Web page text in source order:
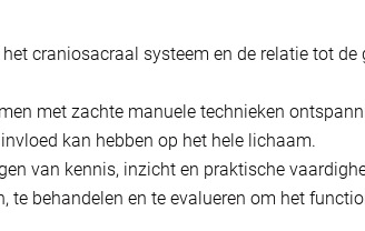
craniosacraal systeem en de relatie tot
met zachte manuele technieken
kan hebben op het hele lichaam.
van kennis, inzicht en praktische
te behandelen en te evalueren om het